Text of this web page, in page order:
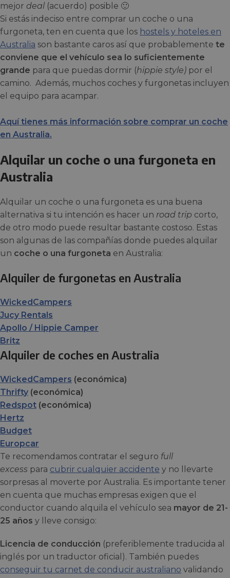
mejor deal (acuerdo) posible 🙂
Si estás indeciso entre comprar un coche o una
furgoneta, ten en cuenta que los hostels y hoteles en
Australia son bastante caros así que probablemente te
conviene que el vehículo sea lo suficientemente
grande para que puedas dormir (hippie style) por el
camino. Además, muchos coches y furgonetas incluyen
el equipo para acampar.
Aquí tienes más información sobre comprar un coche
en Australia.
Alquilar un coche o una furgoneta en
Australia
Alquilar un coche o una furgoneta es una buena
alternativa si tu intención es hacer un road trip corto,
de otro modo puede resultar bastante costoso. Estas
son algunas de las compañías donde puedes alquilar
un coche o una furgoneta en Australia:
Alquiler de furgonetas en Australia
WickedCampers
Jucy Rentals
Apollo / Hippie Camper
Britz
Alquiler de coches en Australia
WickedCampers (económica)
Thrifty (económica)
Redspot (económica)
Hertz
Budget
Europcar
Te recomendamos contratar el seguro full
excess para cubrir cualquier accidente y no llevarte
sorpresas al moverte por Australia. Es importante tener
en cuenta que muchas empresas exigen que el
conductor cuando alquila el vehículo sea mayor de 21-
25 años y lleve consigo:
Licencia de conducción (preferiblemente traducida al
inglés por un traductor oficial). También puedes
conseguir tu carnet de conducir australiano validando